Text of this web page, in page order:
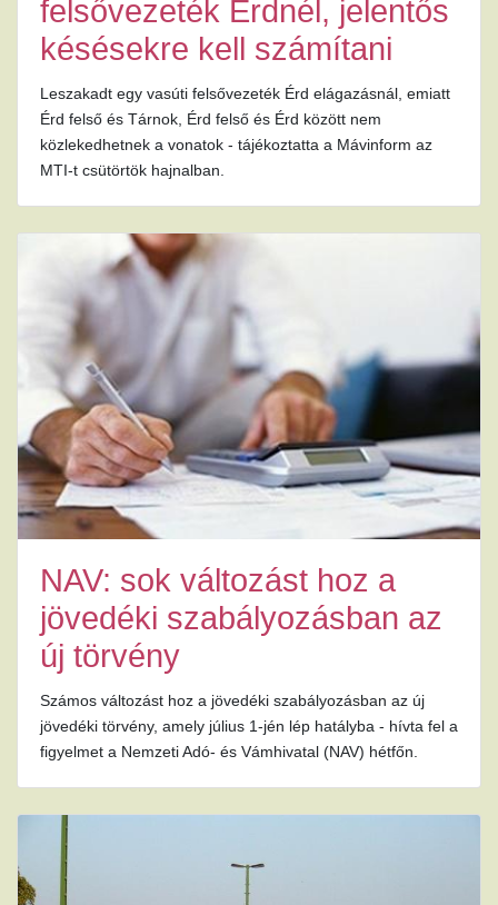
felsővezeték Érdnél, jelentős
késésekre kell számítani
Leszakadt egy vasúti felsővezeték Érd elágazásnál, emiatt
Érd felső és Tárnok, Érd felső és Érd között nem
közlekedhetnek a vonatok - tájékoztatta a Mávinform az
MTI-t csütörtök hajnalban.
NAV: sok változást hoz a
jövedéki szabályozásban az
új törvény
Számos változást hoz a jövedéki szabályozásban az új
jövedéki törvény, amely július 1-jén lép hatályba - hívta fel a
figyelmet a Nemzeti Adó- és Vámhivatal (NAV) hétfőn.